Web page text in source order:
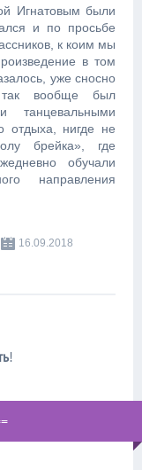
Игнатовым были
и по просьбе
к коим мы
в том
уже сносно
вообще был
танцевальными
отдыха, нигде не
брейка», где
обучали
направления
16.09.2018
!